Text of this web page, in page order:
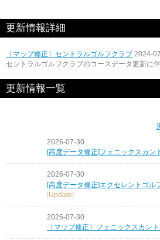
更新情報詳細
［マップ修正］セントラルゴルフクラブ 2024-
セントラルゴルフクラブのコースデータ更新に
更新情報一覧
2026-07-30
[高度データ修正]フェニックスカン
2026-07-30
[高度データ修正]エクセレントゴル
[Update]
2026-07-30
［マップ修正］フェニックスカン